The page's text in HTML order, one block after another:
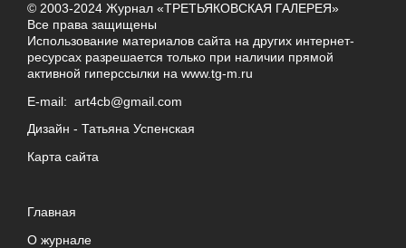
© 2003-2024 Журнал «ТРЕТЬЯКОВСКАЯ ГАЛЕРЕЯ»
Все права защищены
Использование материалов сайта на других интернет-
ресурсах разрешается только при наличии прямой
активной гиперссылки на www.tg-m.ru
E-mail: art4cb@gmail.com
Дизайн - Татьяна Успенская
Карта сайта
Главная
О журнале